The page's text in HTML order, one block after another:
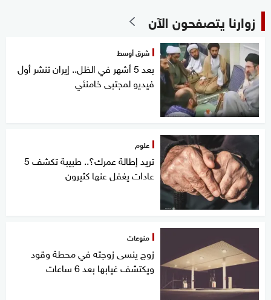
زوارنا يتصفحون الآن
شرق أوسط
بعد 5 أشهر في الظل.. إيران تنشر أول
فيديو لمجتبى خامنئي
علوم
تريد إطالة عمرك؟.. طبيبة تكشف 5
عادات يغفل عنها كثيرون
منوعات
زوج ينسى زوجته في محطة وقود
ويكتشف غيابها بعد 6 ساعات